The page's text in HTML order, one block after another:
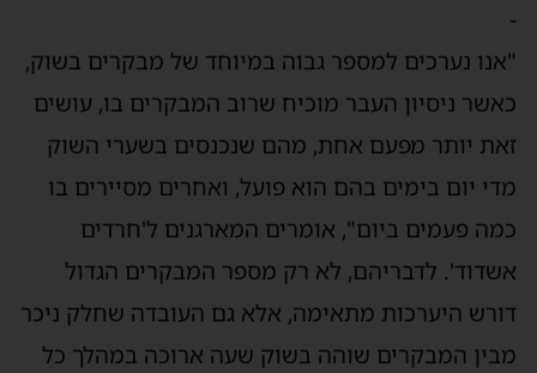
נערכים למספר גבוה במיוחד של מבקרים בשוק,
ניסיון העבר מוכיח שרוב המבקרים בו, עושים
יותר מפעם אחת, מהם שנכנסים בשערי השוק
יום בימים בהם הוא פועל, ואחרים מסיירים בו
פעמים ביום", אומרים המארגנים ל'חרדים
לדבריהם, לא רק מספר המבקרים הגדול
היערכות מתאימה, אלא גם העובדה שחלק ניכר
המבקרים שוהה בשוק שעה ארוכה במהלך כל